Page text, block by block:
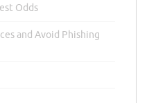
Odds
and Avoid Phishing